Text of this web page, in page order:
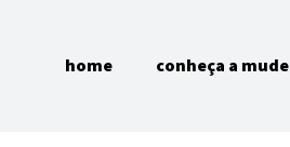
home conheça a mude